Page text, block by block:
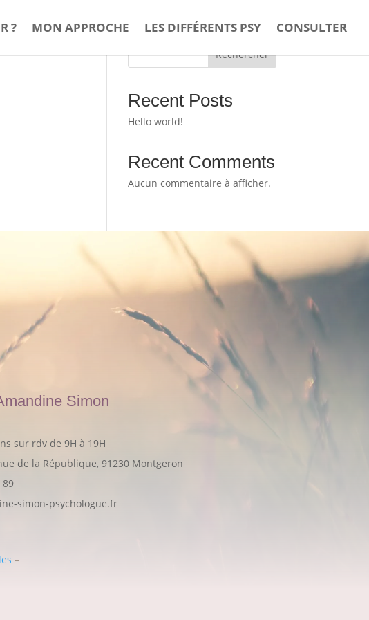
? MON APPROCHE LES DIFFÉRENTS PSY CONSULTER
Rechercher
Recent Posts
Hello world!
Recent Comments
Aucun commentaire à afficher.
Simon
sur rdv de 9H à 19H
de la République, 91230 Montgeron
89
simon-psychologue.fr
–